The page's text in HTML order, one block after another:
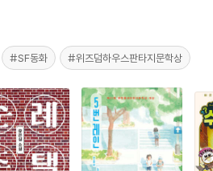
#SF동화 #위즈덤하우스판타지문학상